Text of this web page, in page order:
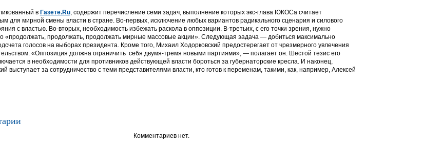
в Газете.Ru, содержит перечисление семи задач, выполнение которых экс-глава ЮКОСа считает
для мирной смены власти в стране. Во-первых, исключение любых вариантов радикального сценария и силового
с властью. Во-вторых, необходимость избежать раскола в оппозиции. В-третьих, с его точки зрения, нужно
«продолжать, продолжать, продолжать мирные массовые акции». Следующая задача — добиться максимально
голосов на выборах президента. Кроме того, Михаил Ходорковский предостерегает от чрезмерного увлечения
«Оппозиция должна ограничить себя двумя-тремя новыми партиями», — полагает он. Шестой тезис его
в необходимости для противников действующей власти бороться за губернаторские кресла. И наконец,
выступает за сотрудничество с теми представителями власти, кто готов к переменам, такими, как, например, Алексей
Комментариев нет.